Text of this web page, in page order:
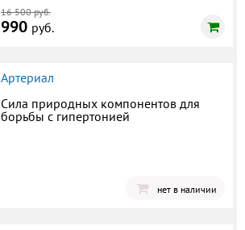
16 500 руб.
990 руб.
Артериал
Сила природных компонентов для
борьбы с гипертонией
нет в наличии